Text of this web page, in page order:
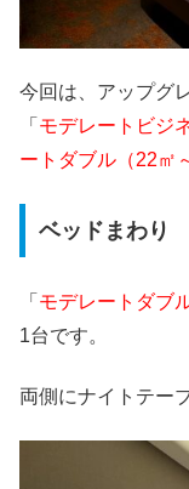
今回は、アップグ
「 モデレートビジ
ートダブル（22㎡
ベッドまわり
「 モデレートダブ
1台です。
両側にナイトテー